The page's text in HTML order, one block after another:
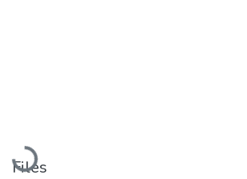
Loading...
Files